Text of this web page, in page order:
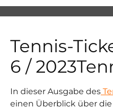
Tennis-
6 /
In dieser Ausgabe des
einen Überblick über